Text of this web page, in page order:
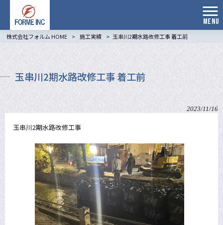
MENU
株式会社フォルム HOME > 施工実績 > 玉串川2期水路改修工事 着工前
玉串川2期水路改修工事 着工前
2023/11/16
玉串川2期水路改修工事